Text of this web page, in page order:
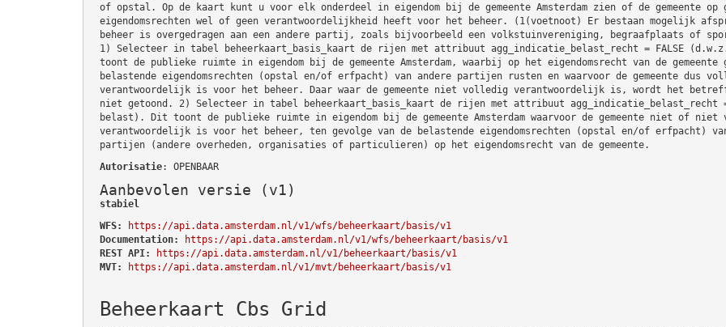
of opstal. Op de kaart kunt u voor elk onderdeel in eigendom bij de gemeente Amsterdam zien of de gemeente op
eigendomsrechten wel of geen verantwoordelijkheid heeft voor het beheer. (1(voetnoot) Er bestaan mogelijk
beheer is overgedragen aan een andere partij, zoals bijvoorbeeld een volkstuinvereniging, begraafplaats of
1) Selecteer in tabel beheerkaart_basis_kaart de rijen met attribuut agg_indicatie_belast_recht = FALSE
toont de publieke ruimte in eigendom bij de gemeente Amsterdam, waarbij op het eigendomsrecht van de gemeente
belastende eigendomsrechten (opstal en/of erfpacht) van andere partijen rusten en waarvoor de gemeente dus
verantwoordelijk is voor het beheer. Daar waar de gemeente niet volledig verantwoordelijk is, wordt het
niet getoond. 2) Selecteer in tabel beheerkaart_basis_kaart de rijen met attribuut agg_indicatie_belast_recht =
belast). Dit toont de publieke ruimte in eigendom bij de gemeente Amsterdam waarvoor de gemeente niet of niet
verantwoordelijk is voor het beheer, ten gevolge van de belastende eigendomsrechten (opstal en/of erfpacht)
partijen (andere overheden, organisaties of particulieren) op het eigendomsrecht van de gemeente.
Autorisatie: OPENBAAR
Aanbevolen versie (v1)
stabiel
WFS:
https://api.data.amsterdam.nl/v1/wfs/beheerkaart/basis/v1
Documentation:
https://api.data.amsterdam.nl/v1/wfs/beheerkaart/basis/v1
REST API:
https://api.data.amsterdam.nl/v1/beheerkaart/basis/v1
MVT:
https://api.data.amsterdam.nl/v1/mvt/beheerkaart/basis/v1
Beheerkaart Cbs Grid